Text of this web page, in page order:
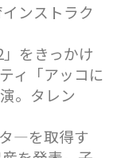
ンストラク
」をきっかけ
ィ「アッコに
。タレン
―を取得す